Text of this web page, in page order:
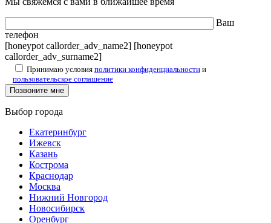
Ваш
телефон
[honeypot callorder_adv_name2] [honeypot
callorder_adv_surname2]
Принимаю условия политики конфиденциальности и
пользовательское соглашение
Выбор города
Екатеринбург
Ижевск
Казань
Кострома
Краснодар
Москва
Нижний Новгород
Новосибирск
Оренбург